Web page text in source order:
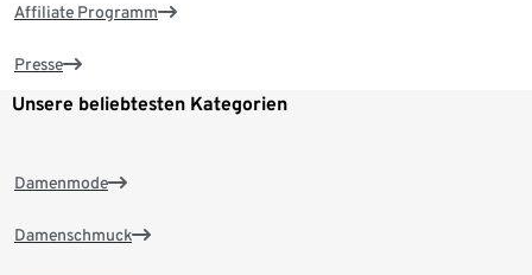
Affiliate Programm
Presse
Unsere beliebtesten Kategorien
Damenmode
Damenschmuck